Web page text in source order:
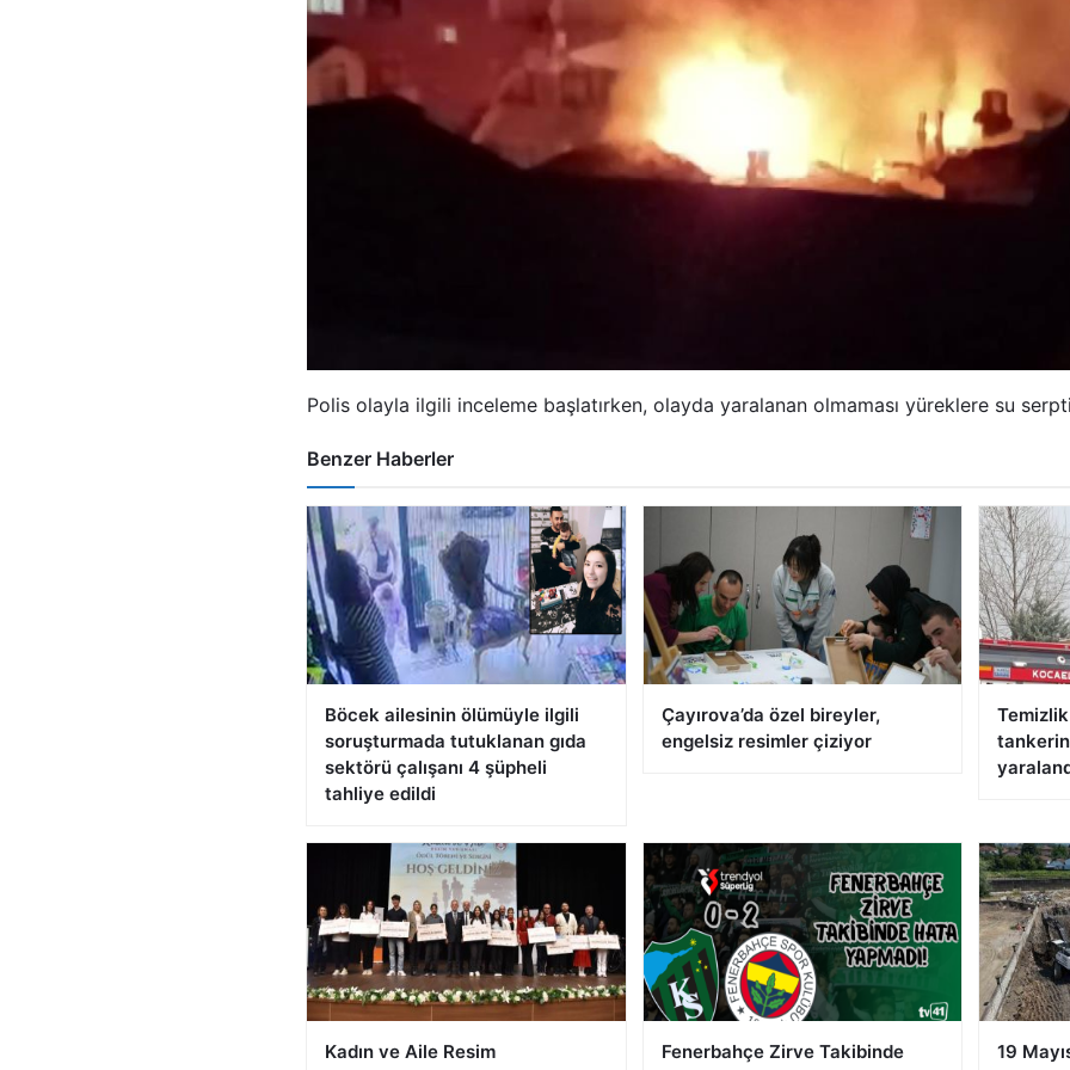
Polis olayla ilgili inceleme başlatırken, olayda yaralanan olmaması yüreklere su
Benzer Haberler
Böcek ailesinin ölümüyle ilgili
soruşturmada tutuklanan gıda
sektörü çalışanı 4 şüpheli
tahliye edildi
Çayırova’da özel bireyler,
engelsiz resimler çiziyor
Kadın ve Aile Resim
Fenerbahçe Zirve Takibinde
19